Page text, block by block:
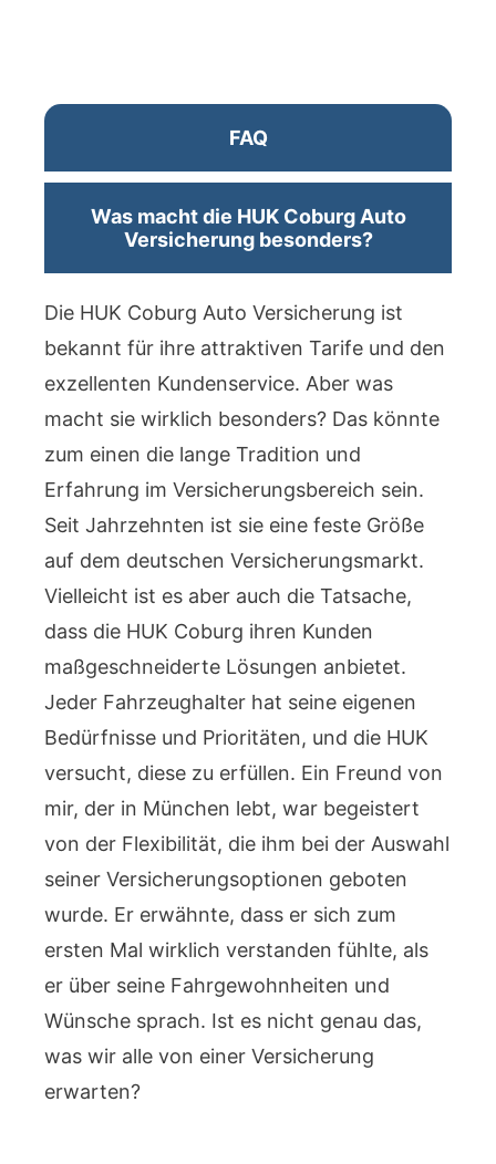
FAQ
Was macht die HUK Coburg Auto
Versicherung besonders?
Die HUK Coburg Auto Versicherung ist
bekannt für ihre attraktiven Tarife und den
exzellenten Kundenservice. Aber was
macht sie wirklich besonders? Das könnte
zum einen die lange Tradition und
Erfahrung im Versicherungsbereich sein.
Seit Jahrzehnten ist sie eine feste Größe
auf dem deutschen Versicherungsmarkt.
Vielleicht ist es aber auch die Tatsache,
dass die HUK Coburg ihren Kunden
maßgeschneiderte Lösungen anbietet.
Jeder Fahrzeughalter hat seine eigenen
Bedürfnisse und Prioritäten, und die HUK
versucht, diese zu erfüllen. Ein Freund von
mir, der in München lebt, war begeistert
von der Flexibilität, die ihm bei der Auswahl
seiner Versicherungsoptionen geboten
wurde. Er erwähnte, dass er sich zum
ersten Mal wirklich verstanden fühlte, als
er über seine Fahrgewohnheiten und
Wünsche sprach. Ist es nicht genau das,
was wir alle von einer Versicherung
erwarten?